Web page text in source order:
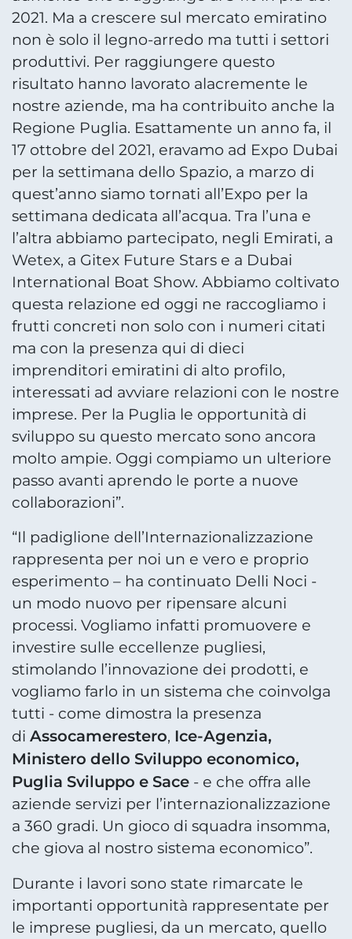
2021. Ma a crescere sul mercato emiratino
non è solo il legno-arredo ma tutti i settori
produttivi. Per raggiungere questo
risultato hanno lavorato alacremente le
nostre aziende, ma ha contribuito anche la
Regione Puglia. Esattamente un anno fa, il
17 ottobre del 2021, eravamo ad Expo Dubai
per la settimana dello Spazio, a marzo di
quest’anno siamo tornati all’Expo per la
settimana dedicata all’acqua. Tra l’una e
l’altra abbiamo partecipato, negli Emirati, a
Wetex, a Gitex Future Stars e a Dubai
International Boat Show. Abbiamo coltivato
questa relazione ed oggi ne raccogliamo i
frutti concreti non solo con i numeri citati
ma con la presenza qui di dieci
imprenditori emiratini di alto profilo,
interessati ad avviare relazioni con le nostre
imprese. Per la Puglia le opportunità di
sviluppo su questo mercato sono ancora
molto ampie. Oggi compiamo un ulteriore
passo avanti aprendo le porte a nuove
collaborazioni”.
“Il padiglione dell’Internazionalizzazione
rappresenta per noi un e vero e proprio
esperimento – ha continuato Delli Noci -
un modo nuovo per ripensare alcuni
processi. Vogliamo infatti promuovere e
investire sulle eccellenze pugliesi,
stimolando l’innovazione dei prodotti, e
vogliamo farlo in un sistema che coinvolga
tutti - come dimostra la presenza
di Assocamerestero, Ice-Agenzia,
Ministero dello Sviluppo economico,
Puglia Sviluppo e Sace - e che offra alle
aziende servizi per l’internazionalizzazione
a 360 gradi. Un gioco di squadra insomma,
che giova al nostro sistema economico”.
Durante i lavori sono state rimarcate le
importanti opportunità rappresentate per
le imprese pugliesi, da un mercato, quello